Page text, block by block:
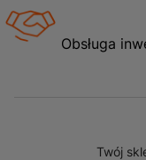
Obsługa
Twój